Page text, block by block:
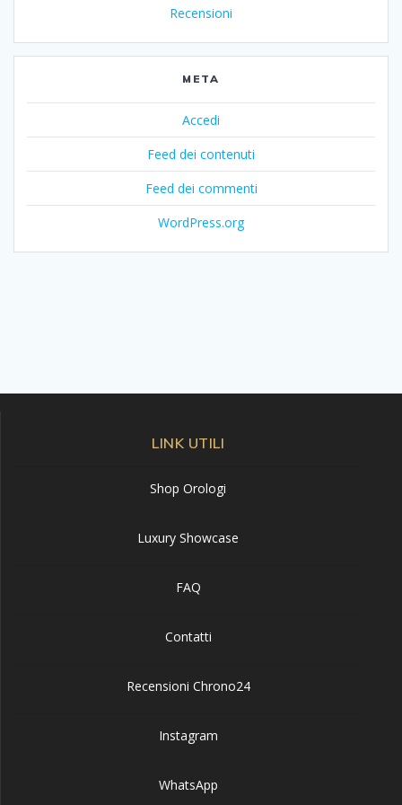
Recensioni
META
Accedi
Feed dei contenuti
Feed dei commenti
WordPress.org
LINK UTILI
Shop Orologi
Luxury Showcase
FAQ
Contatti
Recensioni Chrono24
Instagram
WhatsApp